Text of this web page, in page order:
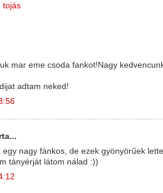
tojás
mar eme csoda fankot!Nagy
adtam neked!
egy nagy fánkos, de ezek gyönyörűek
tányérját látom nálad :))